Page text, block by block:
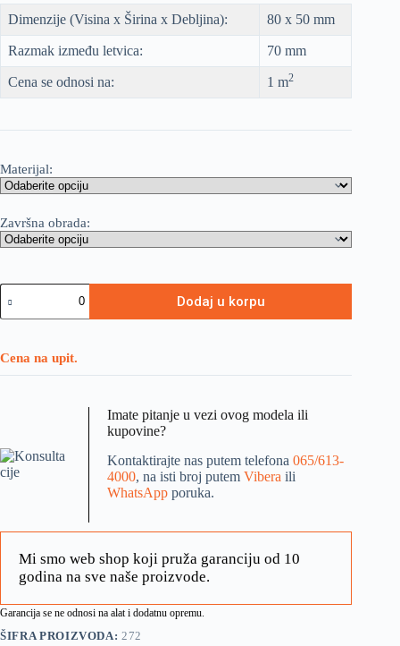
Dimenzije (Visina x Širina x Debljina): 80 x 50 mm
Razmak između letvica: 70 mm
Cena se odnosi na: 1 m2
Materijal:
Završna obrada:
Dodaj u korpu
Cena na upit.
Imate pitanje u vezi ovog modela ili
kupovine?
Kontaktirajte nas putem telefona 065/613-
4000, na isti broj putem Vibera ili
WhatsApp poruka.
Mi smo web shop koji pruža garanciju od 10
godina na sve naše proizvode.
Garancija se ne odnosi na alat i dodatnu opremu.
ŠIFRA PROIZVODA: 272